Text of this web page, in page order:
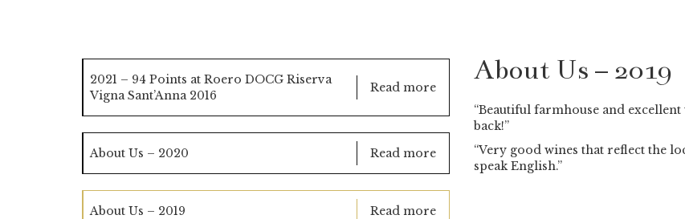
About Us – 2019
“Beautiful farmhouse and
back!”
“Very good wines that reflect the
speak English.”
2021 – 94 Points at Roero DOCG Riserva
Vigna Sant’Anna 2016
Read more
About Us – 2020 Read more
About Us – 2019 Read more